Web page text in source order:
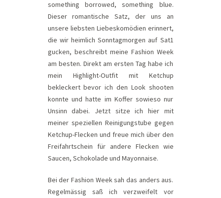
something borrowed, something blue.
Dieser romantische Satz, der uns an
unsere liebsten Liebeskomödien erinnert,
die wir heimlich Sonntagmorgen auf Sat1
gucken, beschreibt meine Fashion Week
am besten. Direkt am ersten Tag habe ich
mein Highlight-Outfit mit Ketchup
bekleckert bevor ich den Look shooten
konnte und hatte im Koffer sowieso nur
Unsinn dabei. Jetzt sitze ich hier mit
meiner speziellen Reinigungstube gegen
Ketchup-Flecken und freue mich über den
Freifahrtschein für andere Flecken wie
Saucen, Schokolade und Mayonnaise.
Bei der Fashion Week sah das anders aus.
Regelmässig saß ich verzweifelt vor